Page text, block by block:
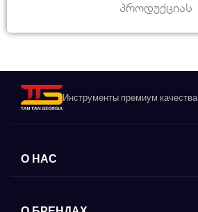
პროდუქციას
Инструменты премиум качества
О НАС